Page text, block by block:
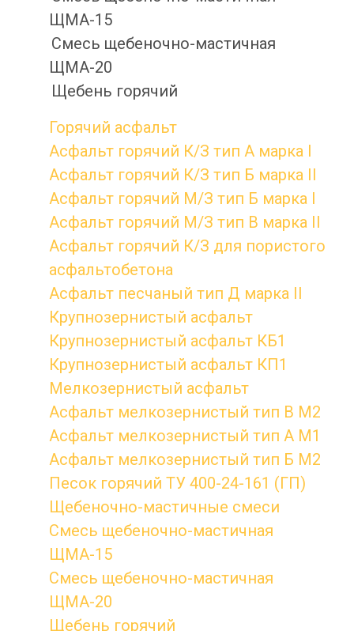
ЩМА-15
Смесь щебеночно-мастичная
ЩМА-20
Щебень горячий
Горячий асфальт
Асфальт горячий К/З тип А марка I
Асфальт горячий К/З тип Б марка II
Асфальт горячий М/З тип Б марка I
Асфальт горячий М/З тип В марка II
Асфальт горячий К/З для пористого
асфальтобетона
Асфальт песчаный тип Д марка II
Крупнозернистый асфальт
Крупнозернистый асфальт КБ1
Крупнозернистый асфальт КП1
Мелкозернистый асфальт
Асфальт мелкозернистый тип B М2
Асфальт мелкозернистый тип А М1
Асфальт мелкозернистый тип Б М2
Песок горячий ТУ 400-24-161 (ГП)
Щебеночно-мастичные смеси
Смесь щебеночно-мастичная
ЩМА-15
Смесь щебеночно-мастичная
ЩМА-20
Щебень горячий